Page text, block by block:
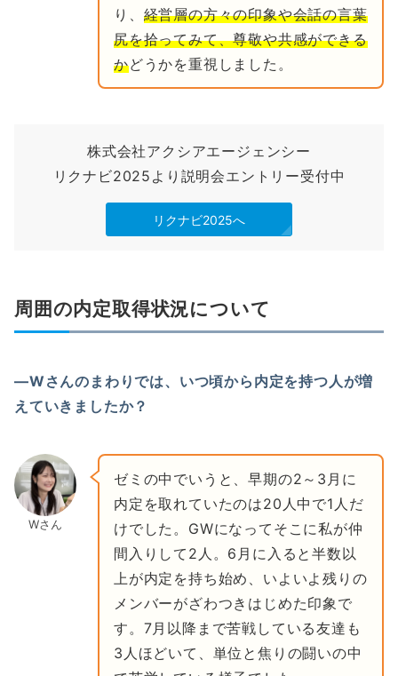
り、 経営層の方々の印象や会話の言葉
尻を拾ってみて、尊敬や共感ができる
かどうかを重視しました。
株式会社アクシアエージェンシー
リクナビ2025より説明会エントリー受付中
リクナビ2025へ
周囲の内定取得状況について
―Wさんのまわりでは、いつ頃から内定を持つ人が増
えていきましたか？
Wさん
ゼミの中でいうと、早期の2～3月に
内定を取れていたのは20人中で1人だ
けでした。GWになってそこに私が仲
間入りして2人。6月に入ると半数以
上が内定を持ち始め、いよいよ残りの
メンバーがざわつきはじめた印象で
す。7月以降まで苦戦している友達も
3人ほどいて、単位と焦りの闘いの中